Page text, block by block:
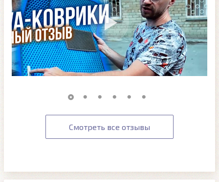
Смотреть все отзывы